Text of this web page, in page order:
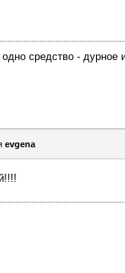
средство - дурное
evgena